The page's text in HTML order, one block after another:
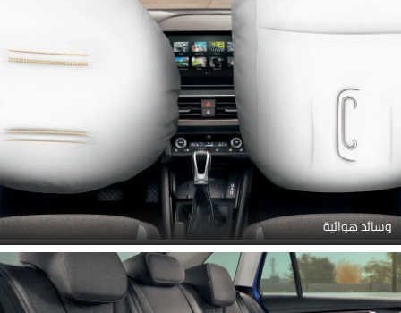
وسائد هوائية